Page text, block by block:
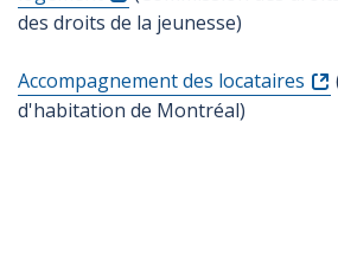
des droits de la jeunesse)
Accompagnement des locataires
d'habitation de Montréal)